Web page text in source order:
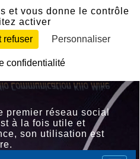
premier réseau social
à la fois utile et
son utilisation est
et vous donne le contrôle
activer
refuser Personnaliser
confidentialité